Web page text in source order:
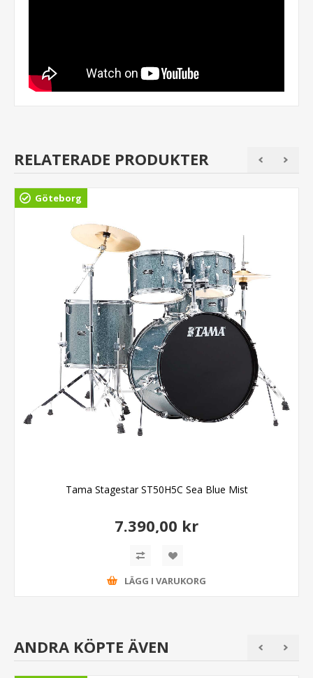
RELATERADE PRODUKTER
Göteborg
Tama Stagestar ST50H5C Sea Blue Mist
7.390,00 kr
LÄGG I VARUKORG
ANDRA KÖPTE ÄVEN